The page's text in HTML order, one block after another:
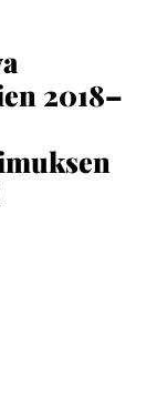
2018–